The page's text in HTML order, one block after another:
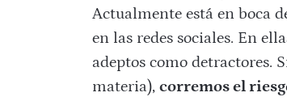
Actualmente está en boca
en las redes sociales. En
adeptos como detractores.
materia), corremos el